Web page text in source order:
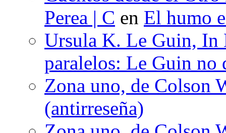
Perea | C en El humo
Ursula K. Le Guin, In
paralelos: Le Guin no
Zona uno, de Colson
(antirreseña)